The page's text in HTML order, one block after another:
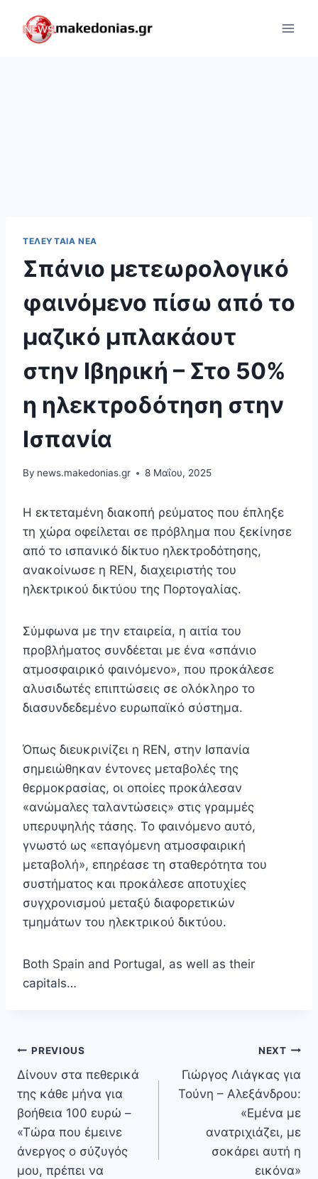
content
ΤΕΛΕΥΤΑΊΑ ΝΈΑ
Σπάνιο μετεωρολογικό
φαινόμενο πίσω από το
μαζικό μπλακάουτ
στην Ιβηρική – Στο 50%
η ηλεκτροδότηση στην
Ισπανία
By news.makedonias.gr 8 Μαΐου, 2025
Η εκτεταμένη διακοπή ρεύματος που έπληξε
τη χώρα οφείλεται σε πρόβλημα που ξεκίνησε
από το ισπανικό δίκτυο ηλεκτροδότησης,
ανακοίνωσε η REN, διαχειριστής του
ηλεκτρικού δικτύου της Πορτογαλίας.
Σύμφωνα με την εταιρεία, η αιτία του
προβλήματος συνδέεται με ένα «σπάνιο
ατμοσφαιρικό φαινόμενο», που προκάλεσε
αλυσιδωτές επιπτώσεις σε ολόκληρο το
διασυνδεδεμένο ευρωπαϊκό σύστημα.
Όπως διευκρινίζει η REN, στην Ισπανία
σημειώθηκαν έντονες μεταβολές της
θερμοκρασίας, οι οποίες προκάλεσαν
«ανώμαλες ταλαντώσεις» στις γραμμές
υπερυψηλής τάσης. Το φαινόμενο αυτό,
γνωστό ως «επαγόμενη ατμοσφαιρική
μεταβολή», επηρέασε τη σταθερότητα του
συστήματος και προκάλεσε αποτυχίες
συγχρονισμού μεταξύ διαφορετικών
τμημάτων του ηλεκτρικού δικτύου.
Both Spain and Portugal, as well as their
capitals…
Πλοήγηση
άρθρων
PREVIOUS
Δίνουν στα πεθερικά
της κάθε μήνα για
βοήθεια 100 ευρώ –
«Τώρα που έμεινε
άνεργος ο σύζυγός
μου, πρέπει να
NEXT
Γιώργος Λιάγκας για
Τούνη – Αλεξάνδρου:
«Εμένα με
ανατριχιάζει, με
σοκάρει αυτή η
εικόνα»